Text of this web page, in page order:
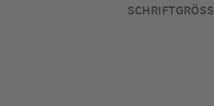
SCHRIFTGRÖSSE